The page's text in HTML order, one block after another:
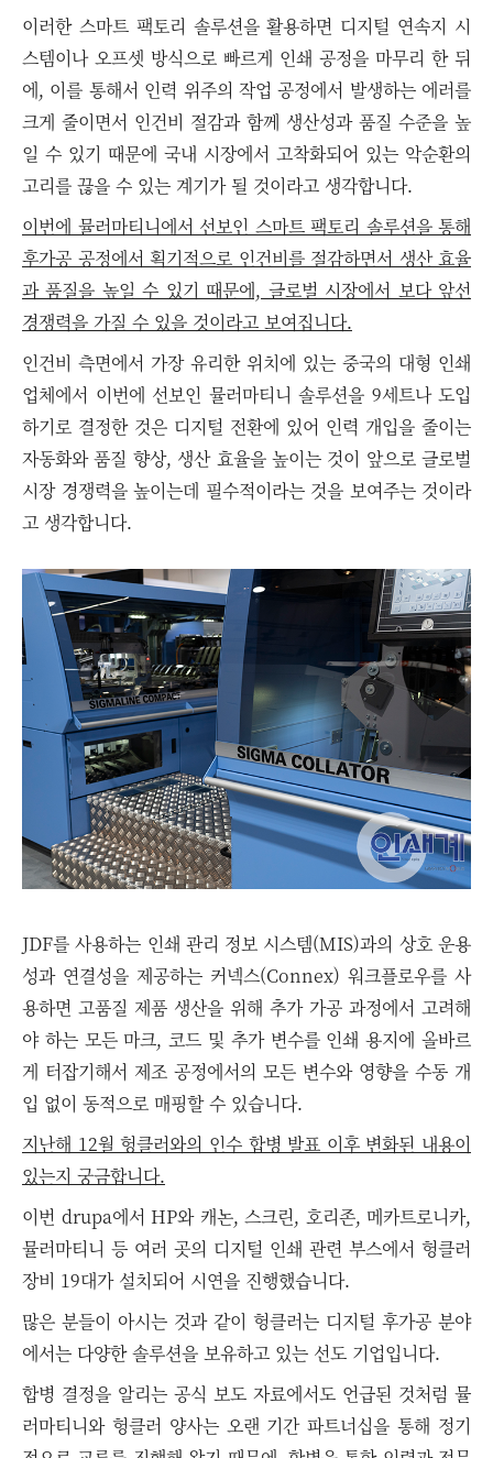
이러한 스마트 팩토리 솔루션을 활용하면 디지털 연속지 시
스템이나 오프셋 방식으로 빠르게 인쇄 공정을 마무리 한 뒤
에, 이를 통해서 인력 위주의 작업 공정에서 발생하는 에러를
크게 줄이면서 인건비 절감과 함께 생산성과 품질 수준을 높
일 수 있기 때문에 국내 시장에서 고착화되어 있는 악순환의
고리를 끊을 수 있는 계기가 될 것이라고 생각합니다.
이번에 뮬러마티니에서 선보인 스마트 팩토리 솔루션을 통해
후가공 공정에서 획기적으로 인건비를 절감하면서 생산 효율
과 품질을 높일 수 있기 때문에, 글로벌 시장에서 보다 앞선
경쟁력을 가질 수 있을 것이라고 보여집니다.
인건비 측면에서 가장 유리한 위치에 있는 중국의 대형 인쇄
업체에서 이번에 선보인 뮬러마티니 솔루션을 9세트나 도입
하기로 결정한 것은 디지털 전환에 있어 인력 개입을 줄이는
자동화와 품질 향상, 생산 효율을 높이는 것이 앞으로 글로벌
시장 경쟁력을 높이는데 필수적이라는 것을 보여주는 것이라
고 생각합니다.
JDF를 사용하는 인쇄 관리 정보 시스템(MIS)과의 상호 운용
성과 연결성을 제공하는 커넥스(Connex) 워크플로우를 사
용하면 고품질 제품 생산을 위해 추가 가공 과정에서 고려해
야 하는 모든 마크, 코드 및 추가 변수를 인쇄 용지에 올바르
게 터잡기해서 제조 공정에서의 모든 변수와 영향을 수동 개
입 없이 동적으로 매핑할 수 있습니다.
지난해 12월 헝클러와의 인수 합병 발표 이후 변화된 내용이
있는지 궁금합니다.
이번 drupa에서 HP와 캐논, 스크린, 호리존, 메카트로니카,
뮬러마티니 등 여러 곳의 디지털 인쇄 관련 부스에서 헝클러
장비 19대가 설치되어 시연을 진행했습니다.
많은 분들이 아시는 것과 같이 헝클러는 디지털 후가공 분야
에서는 다양한 솔루션을 보유하고 있는 선도 기업입니다.
합병 결정을 알리는 공식 보도 자료에서도 언급된 것처럼 뮬
러마티니와 헝클러 양사는 오랜 기간 파트너십을 통해 정기